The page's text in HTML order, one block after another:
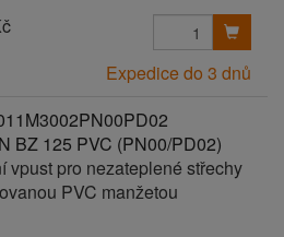
Expedice do 3 dnů
BZ 125 PVC (PN00/PD02)
vpust pro nezateplené střechy
PVC manžetou